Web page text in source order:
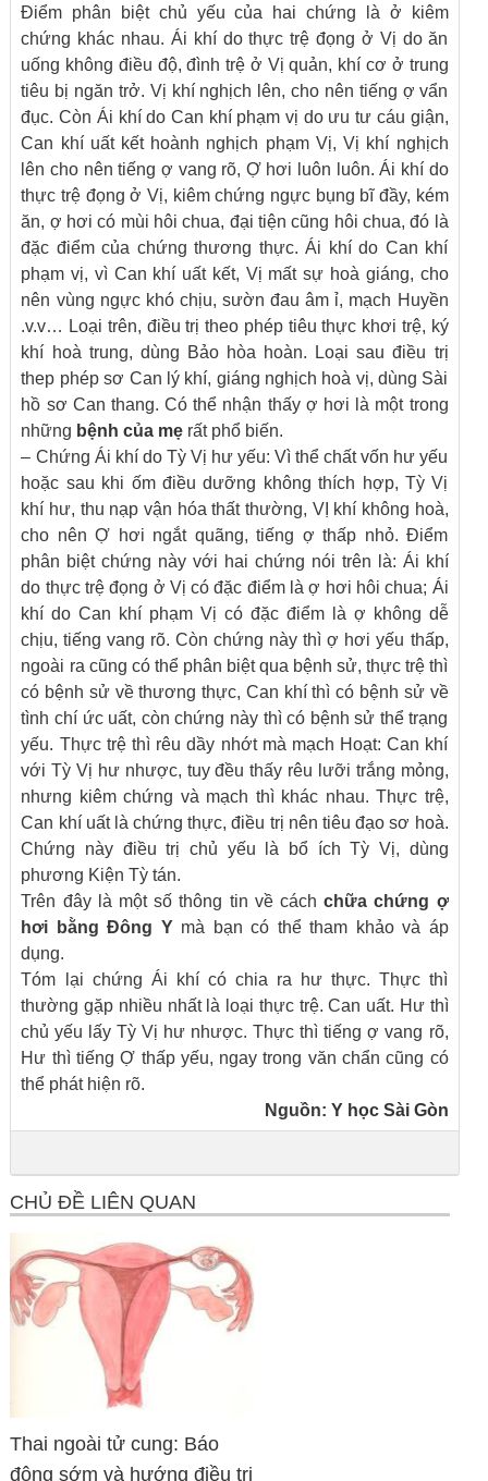
Điểm phân biệt chủ yếu của hai chứng là ở kiêm
chứng khác nhau. Ái khí do thực trệ đọng ở Vị do ăn
uống không điều độ, đình trệ ở Vị quản, khí cơ ở trung
tiêu bị ngăn trở. Vị khí nghịch lên, cho nên tiếng ợ vẩn
đục. Còn Ái khí do Can khí phạm vị do ưu tư cáu giận,
Can khí uất kết hoành nghịch phạm Vị, Vị khí nghịch
lên cho nên tiếng ợ vang rõ, Ợ hơi luôn luôn. Ái khí do
thực trệ đọng ở Vị, kiêm chứng ngực bụng bĩ đầy, kém
ăn, ợ hơi có mùi hôi chua, đại tiện cũng hôi chua, đó là
đặc điểm của chứng thương thực. Ái khí do Can khí
phạm vị, vì Can khí uất kết, Vị mất sự hoà giáng, cho
nên vùng ngực khó chịu, sườn đau âm ỉ, mạch Huyền
.v.v… Loại trên, điều trị theo phép tiêu thực khơi trệ, ký
khí hoà trung, dùng Bảo hòa hoàn. Loại sau điều trị
thep phép sơ Can lý khí, giáng nghịch hoà vị, dùng Sài
hồ sơ Can thang. Có thể nhận thấy ợ hơi là một trong
những bệnh của mẹ rất phổ biến.
– Chứng Ái khí do Tỳ Vị hư yếu: Vì thể chất vốn hư yếu
hoặc sau khi ốm điều dưỡng không thích hợp, Tỳ Vị
khí hư, thu nạp vận hóa thất thường, VỊ khí không hoà,
cho nên Ợ hơi ngắt quãng, tiếng ợ thấp nhỏ. Điểm
phân biệt chứng này với hai chứng nói trên là: Ái khí
do thực trệ đọng ở Vị có đặc điểm là ợ hơi hôi chua; Ái
khí do Can khí phạm Vị có đặc điểm là ợ không dễ
chịu, tiếng vang rõ. Còn chứng này thì ợ hơi yếu thấp,
ngoài ra cũng có thể phân biệt qua bệnh sử, thực trệ thì
có bệnh sử về thương thực, Can khí thì có bệnh sử về
tình chí ức uất, còn chứng này thì có bệnh sử thể trạng
yếu. Thực trệ thì rêu dầy nhớt mà mạch Hoạt: Can khí
với Tỳ Vị hư nhược, tuy đều thấy rêu lưỡi trắng mỏng,
nhưng kiêm chứng và mạch thì khác nhau. Thực trệ,
Can khí uất là chứng thực, điều trị nên tiêu đạo sơ hoà.
Chứng này điều trị chủ yếu là bổ ích Tỳ Vị, dùng
phương Kiện Tỳ tán.
Trên đây là một số thông tin về cáchchữa chứng ợ
hơi bằng Đông Ymà bạn có thể tham khảo và áp
dụng.
Tóm lại chứng Ái khí có chia ra hư thực. Thực thì
thường gặp nhiều nhất là loại thực trệ. Can uất. Hư thì
chủ yếu lấy Tỳ Vị hư nhược. Thực thì tiếng ợ vang rõ,
Hư thì tiếng Ợ thấp yếu, ngay trong văn chẩn cũng có
thể phát hiện rõ.
Nguồn: Y học Sài Gòn
CHỦ ĐỀ LIÊN QUAN
Thai ngoài tử cung: Báo
động sớm và hướng điều trị